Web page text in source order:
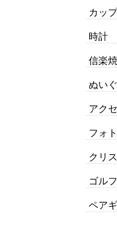
カッ
時計
信楽焼
ぬい
アク
フォ
クリ
ゴルフ
ペア